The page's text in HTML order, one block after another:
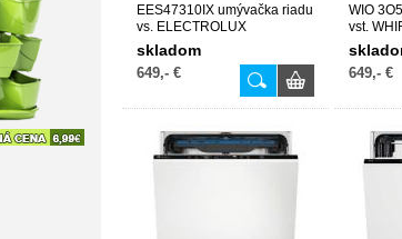
EES47310IX umývačka riadu
vs. ELECTROLUX
skladom
649,- €
WIO
vst.
649,- €